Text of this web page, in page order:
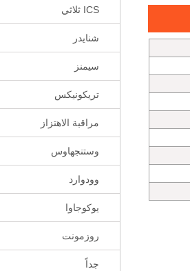
ICS ثلاثي
شنايدر
سيمنز
تريكونيكس
مراقبة الاهتزاز
وستنجهاوس
وودوارد
يوكوجاوا
روزمونت
جداً